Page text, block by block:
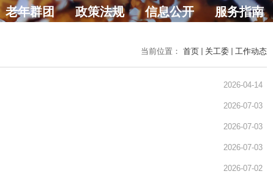
老年群团 政策法规 信息公开 服务指南
当前位置： 首页 关工委 工作动态
2026-04-14
2026-07-03
2026-07-03
2026-07-03
2026-07-02